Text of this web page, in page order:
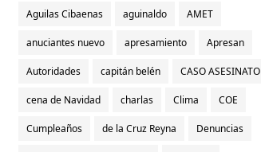
Aguilas Cibaenas aguinaldo AMET
anuciantes nuevo apresamiento Apresan
Autoridades capitán belén CASO ASESINATO
cena de Navidad charlas Clima COE
Cumpleaños de la Cruz Reyna Denuncias